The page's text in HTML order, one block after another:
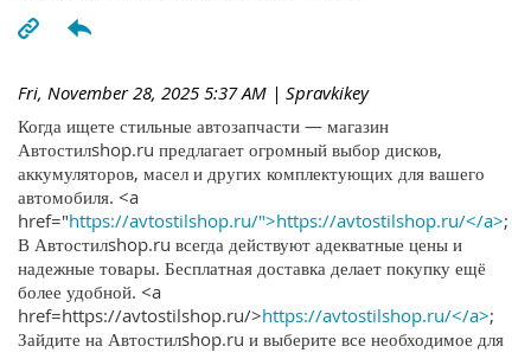
Fri, November 28, 2025 5:37 AM | Spravkikey
Когда ищете стильные автозапчасти — магазин
Автостилshop.ru предлагает огромный выбор дисков,
аккумуляторов, масел и других комплектующих для вашего
автомобиля. <a
href="https://avtostilshop.ru/">https://avtostilshop.ru/</a>;
В Автостилshop.ru всегда действуют адекватные цены и
надежные товары. Бесплатная доставка делает покупку ещё
более удобной. <a
href=https://avtostilshop.ru/>https://avtostilshop.ru/</a>;
Зайдите на Автостилshop.ru и выберите все необходимое для